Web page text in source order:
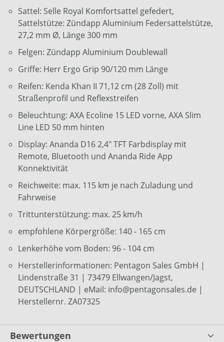
Sattel: Selle Royal Komfortsattel gefedert,
Sattelstütze: Zündapp Aluminium Federsattelstütze,
27,2 mm Ø, Länge 300 mm
Felgen: Zündapp Aluminium Doublewall
Griffe: Herr Ergo Grip 90/120 mm Länge
Reifen: Kenda Khan II 71,12 cm (28 Zoll) mit
Straßenprofil und Reflexstreifen
Beleuchtung: AXA Ecoline 15 LED vorne, AXA Slim
Line LED 50 mm hinten
Display: Ananda D16 2,4" TFT Farbdisplay mit
Remote, Bluetooth und Ananda Ride App
Konnektivität
Reichweite: max. 115 km je nach Zuladung und
Fahrweise
Trittunterstützung: max. 25 km/h
empfohlene Körpergröße: 140 - 165 cm
Lenkerhöhe vom Boden: 96 - 104 cm
Herstellerinformationen: Pentagon Sales GmbH |
Lindenstraße 31 | 73479 Ellwangen/Jagst,
DEUTSCHLAND | eMail: info@pentagonsales.de |
Herstellernr. ZA07325
Bewertungen